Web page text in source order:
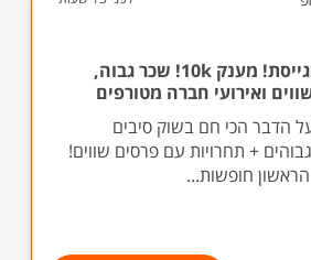
סלקום מגייסת! מענק 10k! שכר גבוה,
ואירועי חברה מטורפים
הדבר הכי חם בשוק סיבים
+ תחרויות עם פרסים שווים!
חופשות...